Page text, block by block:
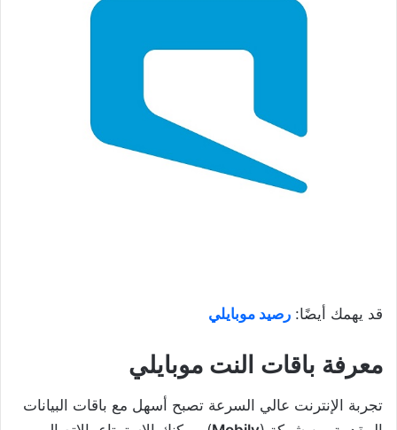
قد يهمك أيضًا: رصيد موبايلي
معرفة باقات النت موبايلي
تجربة الإنترنت عالي السرعة تصبح أسهل مع باقات البيانات